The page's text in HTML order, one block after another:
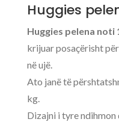
Huggies
Huggies pelena noti
krijuar posaçërisht
në ujë.
Ato janë të
kg.
Dizajni i tyre ndihmon